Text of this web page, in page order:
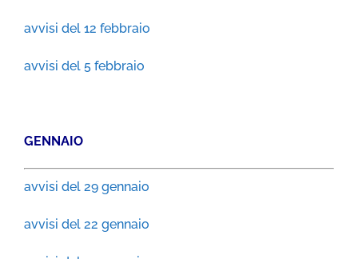
avvisi del 12 febbraio
avvisi del 5 febbraio
GENNAIO
avvisi del 29 gennaio
avvisi del 22 gennaio